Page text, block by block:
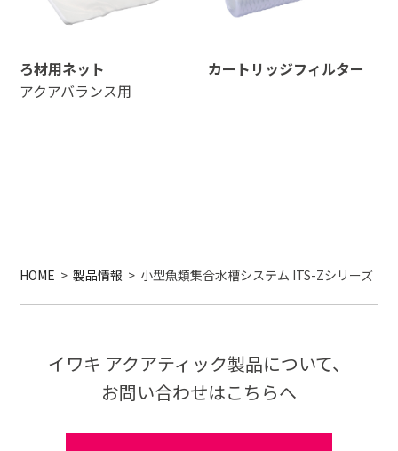
ろ材用ネット
アクアバランス用
カートリッジフィルター
HOME >製品情報 > 小型魚類集合水槽システム ITS-Zシリーズ
イワキ アクアティック製品について、
お問い合わせはこちらへ